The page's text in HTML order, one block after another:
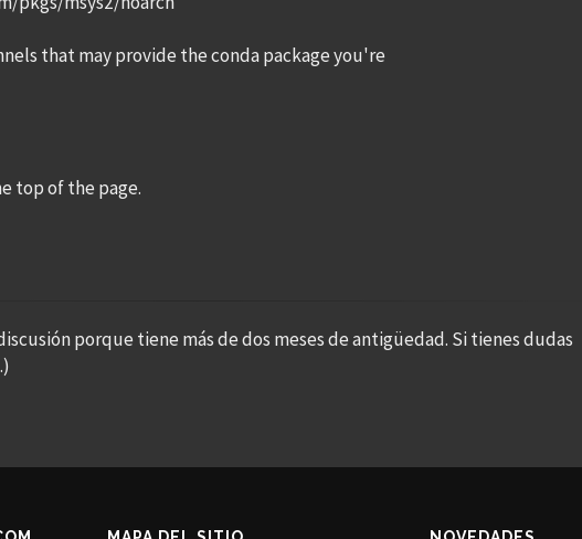
that may provide the conda package you're
top of the page.
porque tiene más de dos meses de antigüedad. Si tienes dudas